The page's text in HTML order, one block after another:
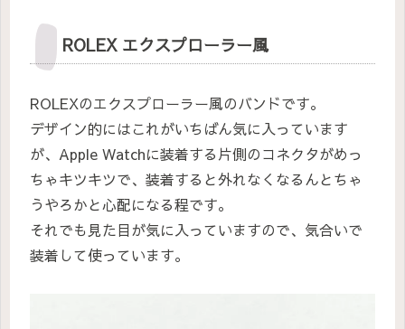
ROLEX エクスプローラー風
ROLEXのエクスプローラー風のバンドです。
デザイン的にはこれがいちばん気に入っています
が、Apple Watchに装着する片側のコネクタがめっ
ちゃキツキツで、装着すると外れなくなるんとちゃ
うやろかと心配になる程です。
それでも見た目が気に入っていますので、気合いで
装着して使っています。